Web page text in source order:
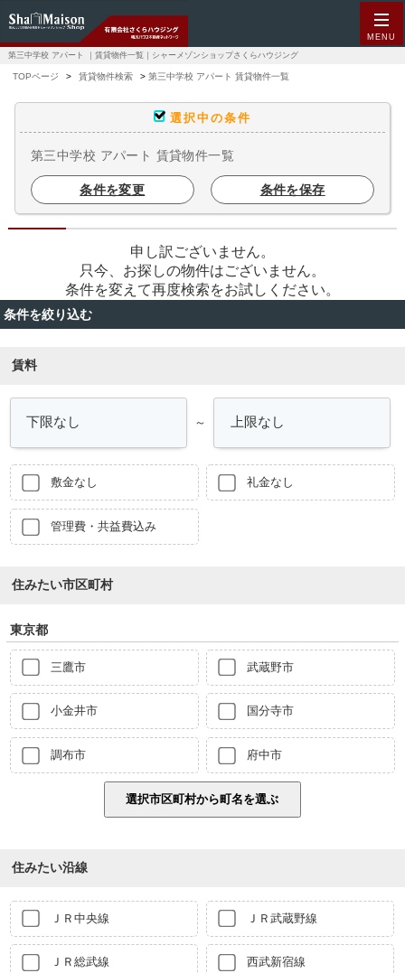
MENU
第三中学校 アパート ｜賃貸物件一覧｜シャーメゾンショップさくらハウジング
TOPページ 賃貸物件検索 第三中学校 アパート 賃貸物件一覧
選択中の条件
第三中学校 アパート 賃貸物件一覧
条件を変更 条件を保存
申し訳ございません。
只今、お探しの物件はございません。
条件を変えて再度検索をお試しください。
条件を絞り込む
賃料
～
敷金なし 礼金なし
管理費・共益費込み
住みたい市区町村
東京都
三鷹市 武蔵野市
小金井市 国分寺市
調布市 府中市
住みたい沿線
ＪＲ中央線 ＪＲ武蔵野線
ＪＲ総武線 西武新宿線